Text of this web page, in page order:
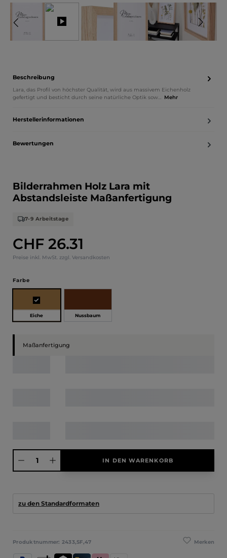
Beschreibung
Lara, das Profil von höchster Qualität, wird aus massivem Eichenholz
gefertigt und besticht durch seine natürliche Optik sow… Mehr
Herstellerinformationen
Bewertungen
Bilderrahmen Holz Lara mit
Abstandsleiste Maßanfertigung
Regulärer Preis:
CHF 26.31
Preise inkl. MwSt. zzgl. Versandkosten
7-9 Arbeitstage
Farbeauswählen
Eiche Nussbaum
Maßanfertigung
IN DEN WARENKORB
zu den Standardformaten
Merken
Produktnummer: 2433,SF,47